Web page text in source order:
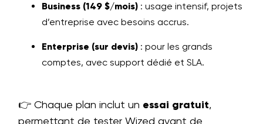
Business (149 $/mois) : usage intensif, projets
d’entreprise avec besoins accrus.
Enterprise (sur devis) : pour les grands
comptes, avec support dédié et SLA.
👉 Chaque plan inclut un essai gratuit,
permettant de tester Wized avant de